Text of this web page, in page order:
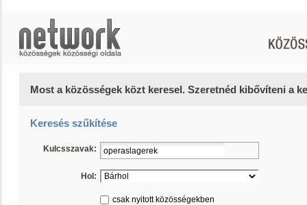
Most a közösségek közt keresel. Szeretnéd kibővíteni a
Keresés szűkítése
Kulcsszavak:
Hol:
csak nyitott közösségekben